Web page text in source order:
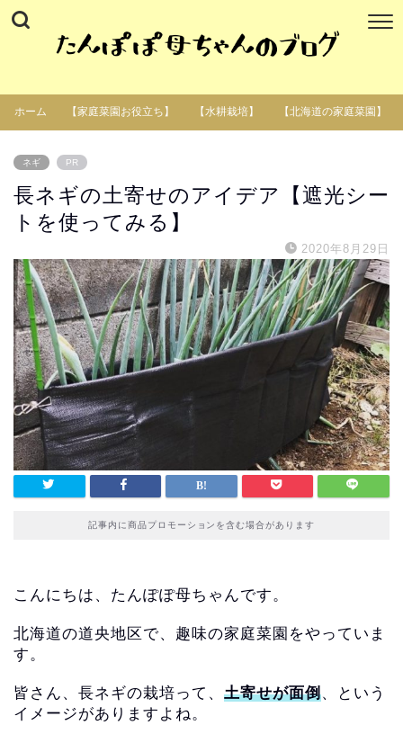
ホーム 【家庭菜園お役立ち】 【水耕栽培】 【北海道の家庭菜園】
ネギ PR
長ネギの土寄せのアイデア【遮光シー
トを使ってみる】
2020年8月29日
記事内に商品プロモーションを含む場合があります
こんにちは、たんぽぽ母ちゃんです。
北海道の道央地区で、趣味の家庭菜園をやっていま
す。
皆さん、長ネギの栽培って、 土寄せが面倒、
という
イメージがありますよね。